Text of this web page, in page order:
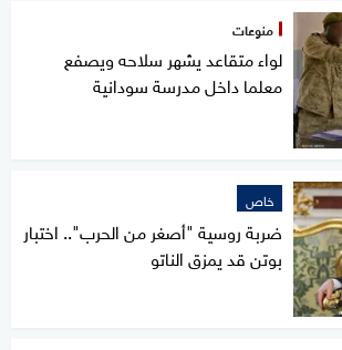
منوعات
لواء متقاعد يشهر سلاحه ويصفع
معلما داخل مدرسة سودانية
خاص
ضربة روسية "أصغر من الحرب".. اختبار
بوتن قد يمزق الناتو